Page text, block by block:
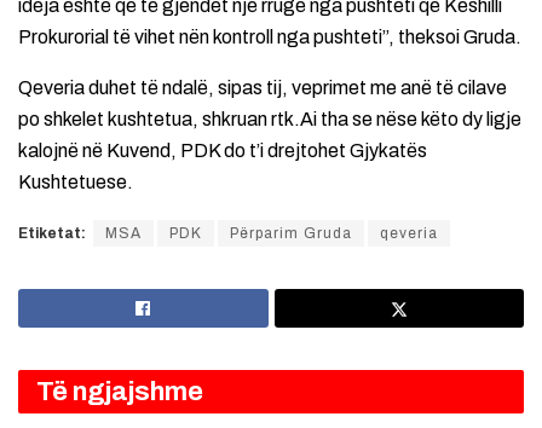
ideja është që të gjendet një rrugë nga pushteti që Këshilli
Prokurorial të vihet nën kontroll nga pushteti”, theksoi Gruda.
Qeveria duhet të ndalë, sipas tij, veprimet me anë të cilave
po shkelet kushtetua, shkruan rtk.Ai tha se nëse këto dy ligje
kalojnë në Kuvend, PDK do t’i drejtohet Gjykatës
Kushtetuese.
Etiketat: MSA PDK Përparim Gruda qeveria
Të ngjajshme